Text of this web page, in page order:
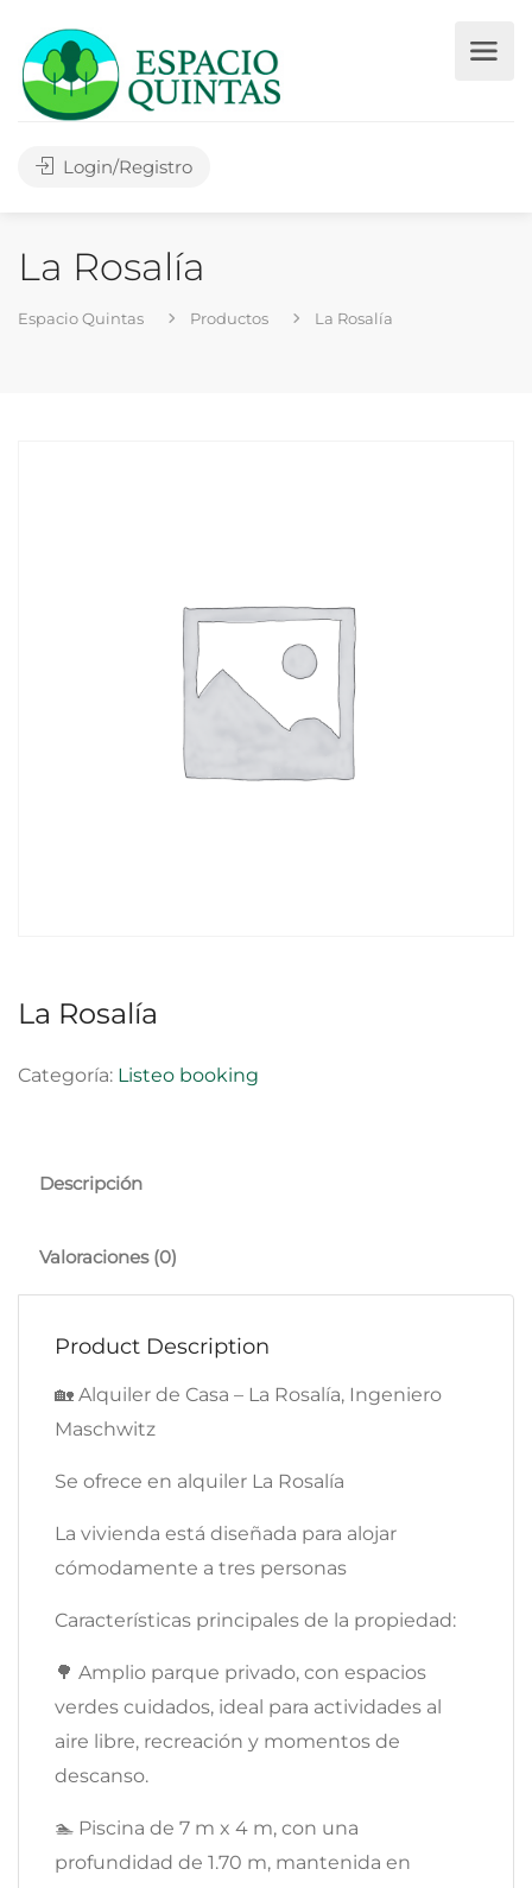
Login/Registro
La Rosalía
Espacio Quintas Productos La Rosalía
La Rosalía
Categoría: Listeo booking
Descripción
Valoraciones (0)
Product Description
🏡 Alquiler de Casa – La Rosalía, Ingeniero
Maschwitz
Se ofrece en alquiler La Rosalía
La vivienda está diseñada para alojar
cómodamente a tres personas
Características principales de la propiedad:
🌳 Amplio parque privado, con espacios
verdes cuidados, ideal para actividades al
aire libre, recreación y momentos de
descanso.
🏊 Piscina de 7 m x 4 m, con una
profundidad de 1.70 m, mantenida en